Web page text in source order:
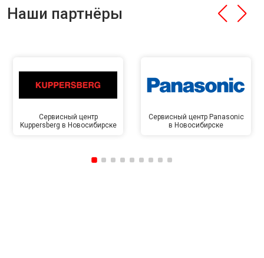
Наши партнёры
Сервисный центр
Kuppersberg в Новосибирске
Сервисный центр Panasonic
в Новосибирске